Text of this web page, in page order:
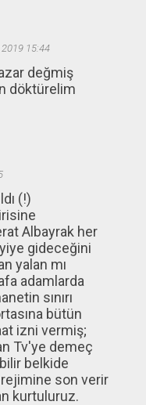
2019 15:44
değmiş
döktürelim
(!)
Albayrak her
gideceğini
yalan mı
adamlarda
sınırı
bütün
izni vermiş;
Tv'ye demeç
belkide
son verir
kurtuluruz.